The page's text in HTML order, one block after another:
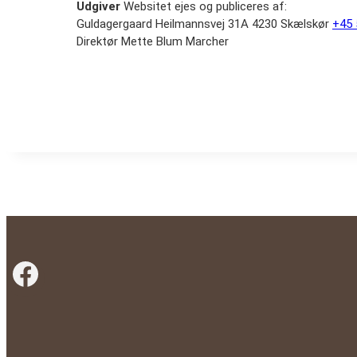
Udgiver Websitet ejes og publiceres af:
Guldagergaard Heilmannsvej 31A 4230 Skælskør +45
Direktør Mette Blum Marcher